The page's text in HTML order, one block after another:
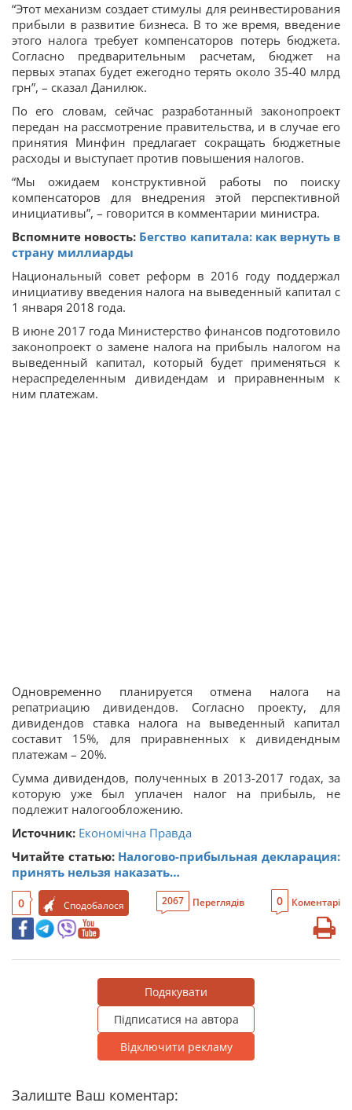
“Этот механизм создает стимулы для реинвестирования
прибыли в развитие бизнеса. В то же время, введение
этого налога требует компенсаторов потерь бюджета.
Согласно предварительным расчетам, бюджет на
первых этапах будет ежегодно терять около 35-40 млрд
грн”, – сказал Данилюк.
По его словам, сейчас разработанный законопроект
передан на рассмотрение правительства, и в случае его
принятия Минфин предлагает сокращать бюджетные
расходы и выступает против повышения налогов.
“Мы ожидаем конструктивной работы по поиску
компенсаторов для внедрения этой перспективной
инициативы”, – говорится в комментарии министра.
Вспомните новость: Бегство капитала: как вернуть в
страну миллиарды
Национальный совет реформ в 2016 году поддержал
инициативу введения налога на выведенный капитал с
1 января 2018 года.
В июне 2017 года Министерство финансов подготовило
законопроект о замене налога на прибыль налогом на
выведенный капитал, который будет применяться к
нераспределенным дивидендам и приравненным к
ним платежам.
Одновременно планируется отмена налога на
репатриацию дивидендов. Согласно проекту, для
дивидендов ставка налога на выведенный капитал
составит 15%, для приравненных к дивидендным
платежам – 20%.
Сумма дивидендов, полученных в 2013-2017 годах, за
которую уже был уплачен налог на прибыль, не
подлежит налогообложению.
Источник: Економічна Правда
Читайте статью: Налогово-прибыльная декларация:
принять нельзя наказать…
0 Сподобалося 2067 Переглядів 0 Коментарі
Подякувати
Підписатися на автора
Відключити рекламу
Залиште Ваш коментар: